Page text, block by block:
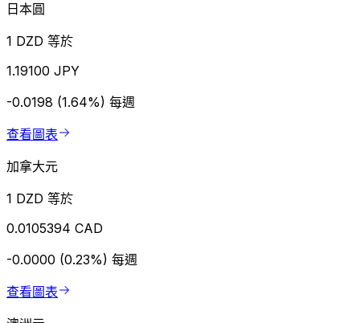
日本圓
1 DZD 等於
1.19100 JPY
-0.0198 (1.64%) 每週
查看圖表
加拿大元
1 DZD 等於
0.0105394 CAD
-0.0000 (0.23%) 每週
查看圖表